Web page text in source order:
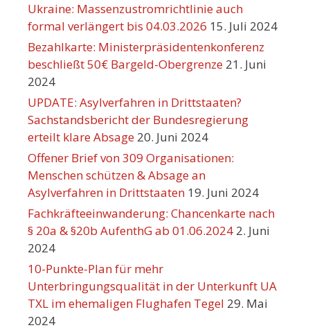
Ukraine: Massenzustromrichtlinie auch
formal verlängert bis 04.03.2026 15. Juli 2024
Bezahlkarte: Ministerpräsidentenkonferenz
beschließt 50€ Bargeld-Obergrenze 21. Juni
2024
UPDATE: Asylverfahren in Drittstaaten?
Sachstandsbericht der Bundesregierung
erteilt klare Absage 20. Juni 2024
Offener Brief von 309 Organisationen:
Menschen schützen & Absage an
Asylverfahren in Drittstaaten 19. Juni 2024
Fachkräfteeinwanderung: Chancenkarte nach
§ 20a & §20b AufenthG ab 01.06.2024 2. Juni
2024
10-Punkte-Plan für mehr
Unterbringungsqualität in der Unterkunft UA
TXL im ehemaligen Flughafen Tegel 29. Mai
2024